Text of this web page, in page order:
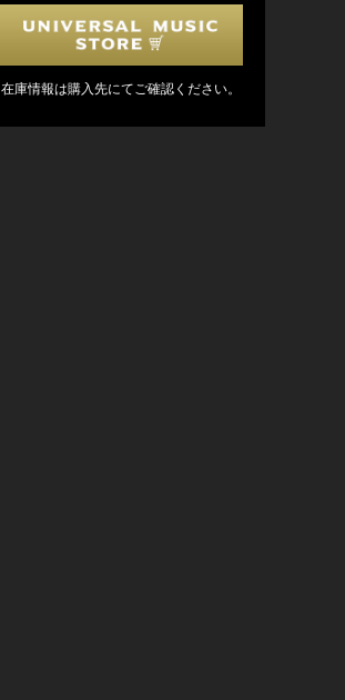
在庫情報は購入先にてご確認ください。